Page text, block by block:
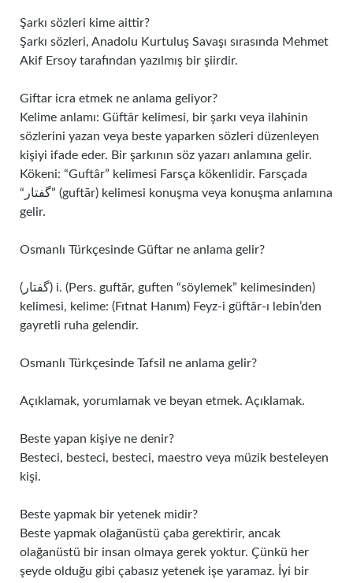
Şarkı sözleri kime aittir?
Şarkı sözleri, Anadolu Kurtuluş Savaşı sırasında Mehmet
Akif Ersoy tarafından yazılmış bir şiirdir.
Giftar icra etmek ne anlama geliyor?
Kelime anlamı: Güftâr kelimesi, bir şarkı veya ilahinin
sözlerini yazan veya beste yaparken sözleri düzenleyen
kişiyi ifade eder. Bir şarkının söz yazarı anlamına gelir.
Kökeni: “Guftâr” kelimesi Farsça kökenlidir. Farsçada
“گفتار” (guftār) kelimesi konuşma veya konuşma anlamına
gelir.
Osmanlı Türkçesinde Güftar ne anlama gelir?
(ﮔﻔﺘﺎﺭ) i. (Pers. guftār, guften “söylemek” kelimesinden)
kelimesi, kelime: (Fıtnat Hanım) Feyz-i güftâr-ı lebin’den
gayretli ruha gelendir.
Osmanlı Türkçesinde Tafsil ne anlama gelir?
Açıklamak, yorumlamak ve beyan etmek. Açıklamak.
Beste yapan kişiye ne denir?
Besteci, besteci, besteci, maestro veya müzik besteleyen
kişi.
Beste yapmak bir yetenek midir?
Beste yapmak olağanüstü çaba gerektirir, ancak
olağanüstü bir insan olmaya gerek yoktur. Çünkü her
şeyde olduğu gibi çabasız yetenek işe yaramaz. İyi bir